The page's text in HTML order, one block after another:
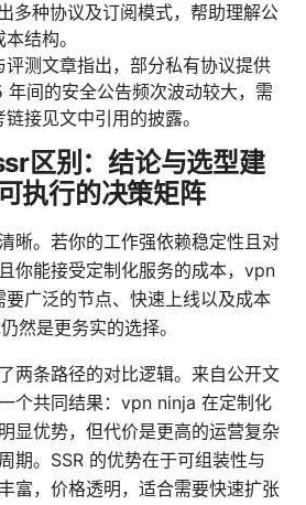
多种协议及订阅模式，帮助理解公
结构。
评测文章指出，部分私有协议提供
间的安全公告频次波动较大，需
接见文中引用的披露。
区别：结论与选型建
执行的决策矩阵
晰。若你的工作强依赖稳定性且对
你能接受定制化服务的成本，vpn
广泛的节点、快速上线以及成本
然是更务实的选择。
两条路径的对比逻辑。来自公开文
个共同结果：vpn ninja 在定制化
显优势，但代价是更高的运营复杂
期。SSR 的优势在于可组装性与
富，价格透明，适合需要快速扩张